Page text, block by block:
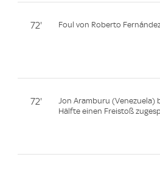
72' Foul von Roberto
72'
Jon Aramburu (Venezuela)
Hälfte einen Freistoß